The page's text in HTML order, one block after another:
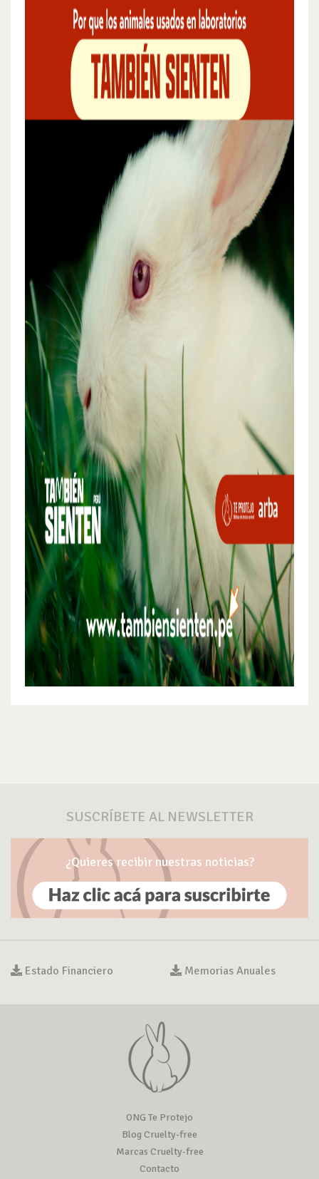
SUSCRÍBETE AL NEWSLETTER
¿Quieres recibir nuestras noticias?
Estado Financiero Memorias Anuales
ONG Te Protejo
Blog Cruelty-free
Marcas Cruelty-free
Contacto